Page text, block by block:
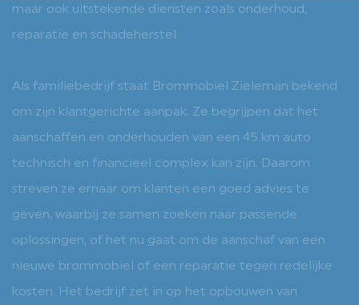
maar ook uitstekende diensten zoals onderhoud,
reparatie en schadeherstel.
Als familiebedrijf staat Brommobiel Zieleman bekend
om zijn klantgerichte aanpak. Ze begrijpen dat het
aanschaffen en onderhouden van een 45 km auto
technisch en financieel complex kan zijn. Daarom
streven ze ernaar om klanten een goed advies te
geven, waarbij ze samen zoeken naar passende
oplossingen, of het nu gaat om de aanschaf van een
nieuwe brommobiel of een reparatie tegen redelijke
kosten. Het bedrijf zet in op het opbouwen van